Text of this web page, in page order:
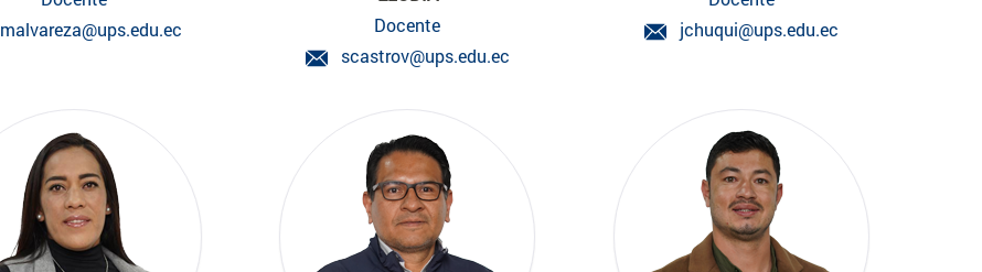
malvareza@ups.edu.ec
Docente
scastrov@ups.edu.ec
jchuqui@ups.edu.ec